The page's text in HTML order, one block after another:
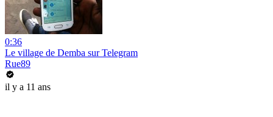
0:36
Le village de Demba sur Telegram
Rue89
il y a 11 ans